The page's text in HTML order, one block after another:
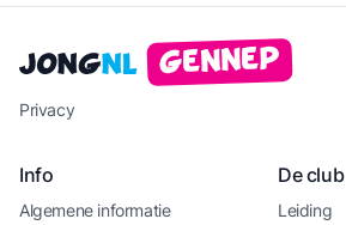
JongNL Gennep
Privacy
Info
Algemene informatie
De club
Leiding